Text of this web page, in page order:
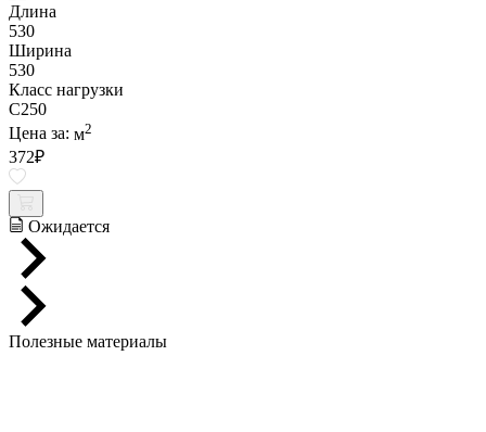
Длина
530
Ширина
530
Класс нагрузки
C250
Цена за: м2
372₽
Ожидается
Полезные материалы